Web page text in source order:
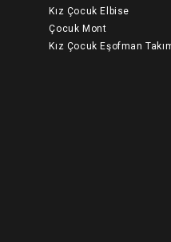
Kız Çocuk Elbise
Çocuk Mont
Kız Çocuk Eşofman